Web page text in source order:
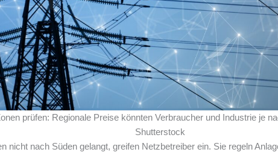
prüfen: Regionale Preise könnten Verbraucher und Industrie je
Shutterstock
nicht nach Süden gelangt, greifen Netzbetreiber ein. Sie regeln